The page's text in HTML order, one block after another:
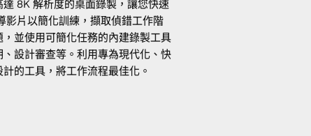
8K 解析度的桌面錄製，讓您快速
影片以簡化訓練，擷取偵錯工作階
並使用可簡化任務的內建錄製工具
設計審查等。利用專為現代化、快
的工具，將工作流程最佳化。